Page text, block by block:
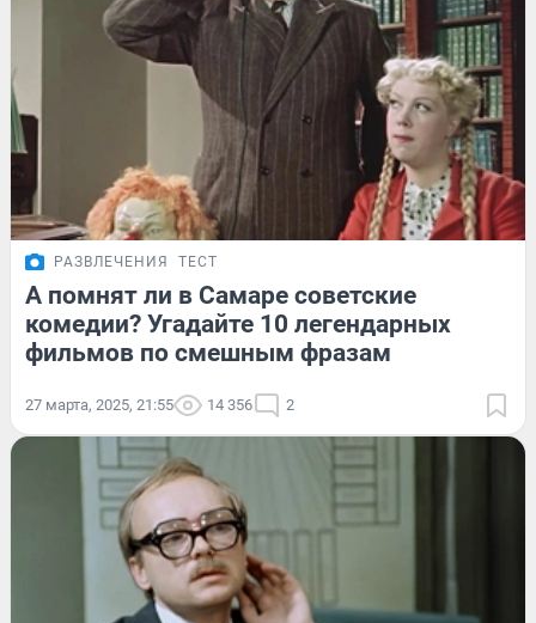
РАЗВЛЕЧЕНИЯ ТЕСТ
А помнят ли в Самаре советские
комедии? Угадайте 10 легендарных
фильмов по смешным фразам
27 марта, 2025, 21:55 14 356 2